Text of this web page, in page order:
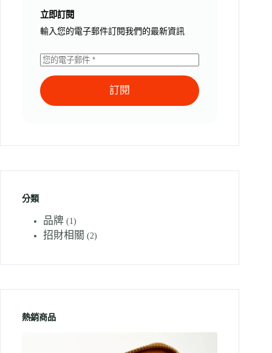
立即訂閱
輸入您的電子郵件訂閱我們的最新資訊
訂閱
分類
品牌 (1)
招財相關 (2)
熱銷商品